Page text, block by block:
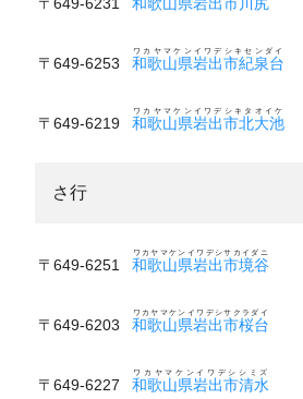
〒649-6253 和歌山県岩出市紀泉台
ワカヤマケンイワデシキセンダイ
〒649-6219 和歌山県岩出市北大池
ワカヤマケンイワデシキタオイケ
さ行
〒649-6251 和歌山県岩出市境谷
ワカヤマケンイワデシサカイダニ
〒649-6203 和歌山県岩出市桜台
ワカヤマケンイワデシサクラダイ
〒649-6227 和歌山県岩出市清水
ワカヤマケンイワデシシミズ